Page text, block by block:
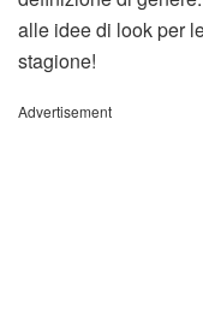
alle idee di look per
stagione!
Advertisement